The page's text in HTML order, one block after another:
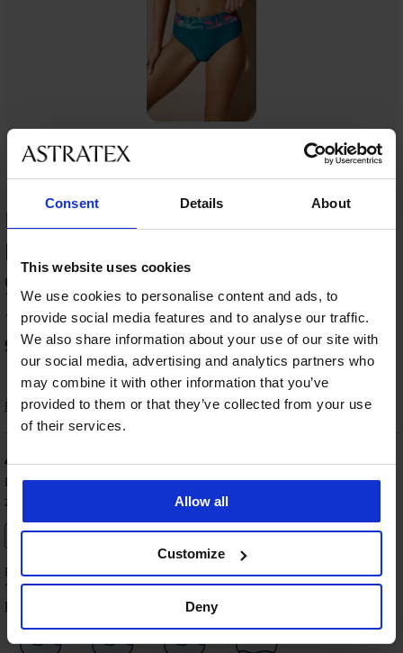
Consent Details About
This website uses cookies
We use cookies to personalise content and ads, to
provide social media features and to analyse our traffic.
We also share information about your use of our site with
our social media, advertising and analytics partners who
may combine it with other information that you’ve
provided to them or that they’ve collected from your use
of their services.
Allow all
Customize
Deny
HODNOCENÍ PRODUKTU Horní díl
plavek Shakia
93%
11 zákazníků produkt hodnotilo
90% zákazníků produkt doporučuje
Řazení
40%
Dana
07. 10. 2025
zakoupená velikost 75/G
Ověřený zákazník
Zakoupeno podle rádce
Na fotografii živé barvy, ve skutečnosti působí bohužel
"babkovsky", navíc vytváří o mnoho mohutnější poprsí, působí to
příliš robustně